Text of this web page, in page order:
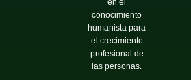
en el
conocimiento
humanista para
el crecimiento
profesional de
las personas.